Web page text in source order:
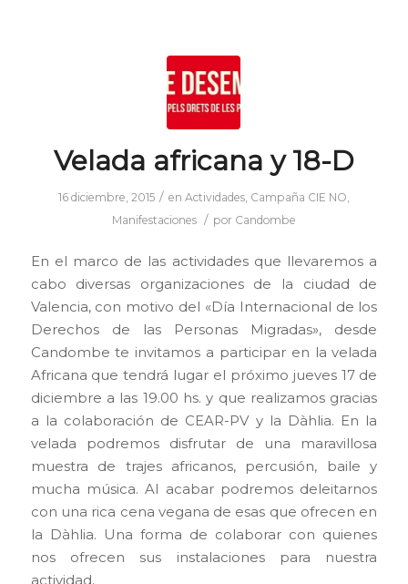
Velada africana y 18-D
16 diciembre, 2015 / en Actividades, Campaña CIE NO,
Manifestaciones / por Candombe
En el marco de las actividades que llevaremos a
cabo diversas organizaciones de la ciudad de
Valencia, con motivo del «Día Internacional de los
Derechos de las Personas Migradas», desde
Candombe te invitamos a participar en la velada
Africana que tendrá lugar el próximo jueves 17 de
diciembre a las 19.00 hs. y que realizamos gracias
a la colaboración de CEAR-PV y la Dàhlia. En la
velada podremos disfrutar de una maravillosa
muestra de trajes africanos, percusión, baile y
mucha música. Al acabar podremos deleitarnos
con una rica cena vegana de esas que ofrecen en
la Dàhlia. Una forma de colaborar con quienes
nos ofrecen sus instalaciones para nuestra
actividad.